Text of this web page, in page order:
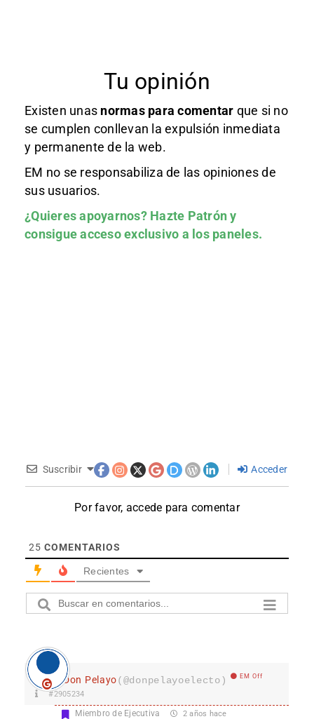
Tu opinión
Existen unas normas para comentar que si no
se cumplen conllevan la expulsión inmediata
y permanente de la web.
EM no se responsabiliza de las opiniones de
sus usuarios.
¿Quieres apoyarnos? Hazte Patróny
consigue acceso exclusivo a los paneles.
Suscribir Acceder
Por favor, accede para comentar
25 COMENTARIOS
Recientes
Don Pelayo(@donpelayoelecto) EM Off
#2905234
Miembro de Ejecutiva 2 años hace